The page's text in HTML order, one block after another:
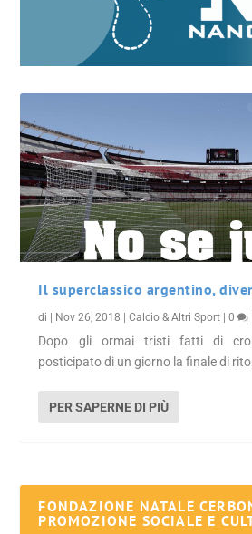
Il superclassico argentino,
di | Nov 26, 2018 |Calcio & Altri Sport |0
Dopo gli ormai tristi fatti di
posticipato di un giorno la finale di
PER SAPERNE DI PIÙ
FONDAZIONE NATALE
PROMOZIONE SOCIALE E